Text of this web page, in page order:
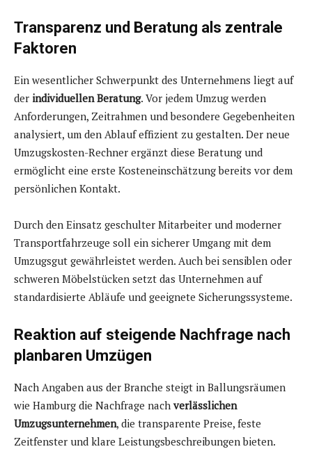
Transparenz und Beratung als zentrale
Faktoren
Ein wesentlicher Schwerpunkt des Unternehmens liegt auf
der individuellen Beratung. Vor jedem Umzug werden
Anforderungen, Zeitrahmen und besondere Gegebenheiten
analysiert, um den Ablauf effizient zu gestalten. Der neue
Umzugskosten-Rechner ergänzt diese Beratung und
ermöglicht eine erste Kosteneinschätzung bereits vor dem
persönlichen Kontakt.
Durch den Einsatz geschulter Mitarbeiter und moderner
Transportfahrzeuge soll ein sicherer Umgang mit dem
Umzugsgut gewährleistet werden. Auch bei sensiblen oder
schweren Möbelstücken setzt das Unternehmen auf
standardisierte Abläufe und geeignete Sicherungssysteme.
Reaktion auf steigende Nachfrage nach
planbaren Umzügen
Nach Angaben aus der Branche steigt in Ballungsräumen
wie Hamburg die Nachfrage nach verlässlichen
Umzugsunternehmen, die transparente Preise, feste
Zeitfenster und klare Leistungsbeschreibungen bieten.